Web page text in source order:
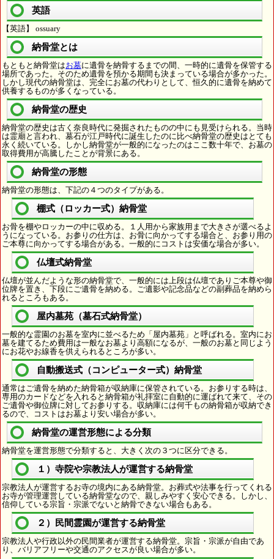
英語
【英語】 ossuary
納骨堂とは
もともと納骨堂はお墓に遺骨を納骨するまでの間、一時的に遺骨を保管する
場所であった。そのため遺骨を預かる期間も決まっている場合が多かった。
しかし現代の納骨堂は、完全にお墓の代わりとして、恒久的に遺骨を納めて
供養するものが多くなっている。
納骨堂の歴史
納骨堂の歴史は古く奈良時代に発掘されたものの中にも見受けられる。当時
は霊廟と言われ、墓石が江戸時代に誕生したのに比べ納骨堂の歴史はとても
永く続いている。しかし納骨堂が一般的になったのはここ数十年で、お墓の
取得費用が高騰したことが背景にある。
納骨堂の形態
納骨堂の形態は、下記の４つのタイプがある。
棚式（ロッカー式）納骨堂
お骨を棚やロッカーの中に収める。１人用から家族用まで大きさが選べるよ
うになっている。お参りの仕方は、お骨に向かってする場合と、お参り用の
ご本尊に向かってする場合がある。一般的にコストは安価な場合が多い。
仏壇式納骨堂
仏壇が並んだような形の納骨堂で、一般的には上段は仏壇でありご本尊や御
位牌を置き、下段にご遺骨を納める。ご遺影や記念品などの副葬品を納めら
れるところもある。
屋内墓苑（墓石式納骨堂）
一般的な霊園のお墓を室内に並べるため「屋内墓苑」と呼ばれる。室内にお
墓を建てるため費用は一般なお墓より高額になるが、一般のお墓と同じよう
にお花やお線香を供えられるところが多い。
自動搬送式（コンピューター式）納骨堂
通常はご遺骨を納めた納骨箱が収納庫に保管されている。お参りする時は、
専用のカードなどを入れると納骨箱が礼拝室に自動的に運ばれて来て、その
ご遺骨や御位牌に対してお参りする。収納庫には何千もの納骨箱が収納でき
るので、コストはお墓より安い場合が多い。
納骨堂の運営形態による分類
納骨堂を運営形態で分類すると、大きく次の３つに区分できる。
１）寺院や宗教法人が運営する納骨堂
宗教法人が運営するお寺の境内にある納骨堂。お葬式や法事を行ってくれる
お寺が管理運営している納骨堂なので、親しみやすく安心できる。しかし、
信仰している宗旨・宗派でないと納骨できない場合もある。
２）民間霊園が運営する納骨堂
宗教法人や行政以外の民間業者が運営する納骨堂。宗旨・宗派が自由であ
り、バリアフリーや交通のアクセスが良い場合が多い。